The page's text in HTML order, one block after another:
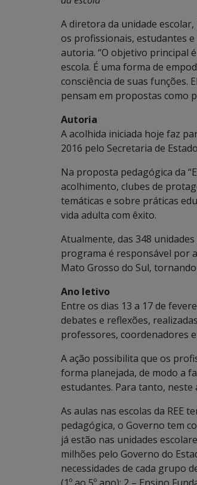
A diretora da unidade
os profissionais, estudantes
autoria. “O objetivo principal
escola. É uma forma de
consciência de suas funções.
pensam em propostas como
Autoria
A acolhida iniciada hoje faz
2016 pelo Secretaria de
Na proposta pedagógica da
acolhimento, clubes de
temáticas e sobre práticas
vida adulta com êxito.
Atualmente, das 348
programa é responsável por
Mato Grosso do Sul,
Ano letivo
Entre os dias 13 a 17 de
debates e reflexões,
professores, coordenadores
A ação possibilita que os
forma planejada, de modo a
estudantes. Para tanto, neste
As aulas nas escolas da REE
pedagógica, o Governo tem
já estão nas unidades
milhões pelo Governo do
necessidades de cada grupo